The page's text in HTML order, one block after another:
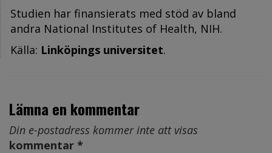
Studien har finansierats med stöd av bland
andra National Institutes of Health, NIH.
Källa: Linköpings universitet.
Lämna en kommentar
Din e-postadress kommer inte att visas
kommentar *